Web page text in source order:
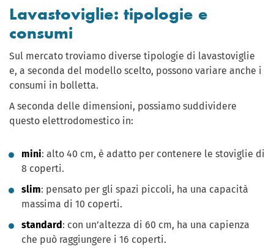
Lavastoviglie: tipologie e
consumi
Sul mercato troviamo diverse tipologie di lavastoviglie
e, a seconda del modello scelto, possono variare anche i
consumi in bolletta.
A seconda delle dimensioni, possiamo suddividere
questo elettrodomestico in:
mini: alto 40 cm, è adatto per contenere le stoviglie di
8 coperti.
slim: pensato per gli spazi piccoli, ha una capacità
massima di 10 coperti.
standard: con un’altezza di 60 cm, ha una capienza
che può raggiungere i 16 coperti.